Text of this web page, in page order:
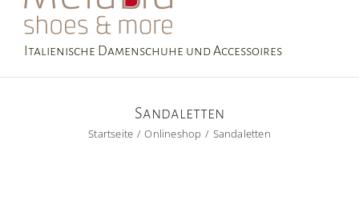
Italienische Damenschuhe und Accessoires
Sandaletten
Startseite Onlineshop Sandaletten